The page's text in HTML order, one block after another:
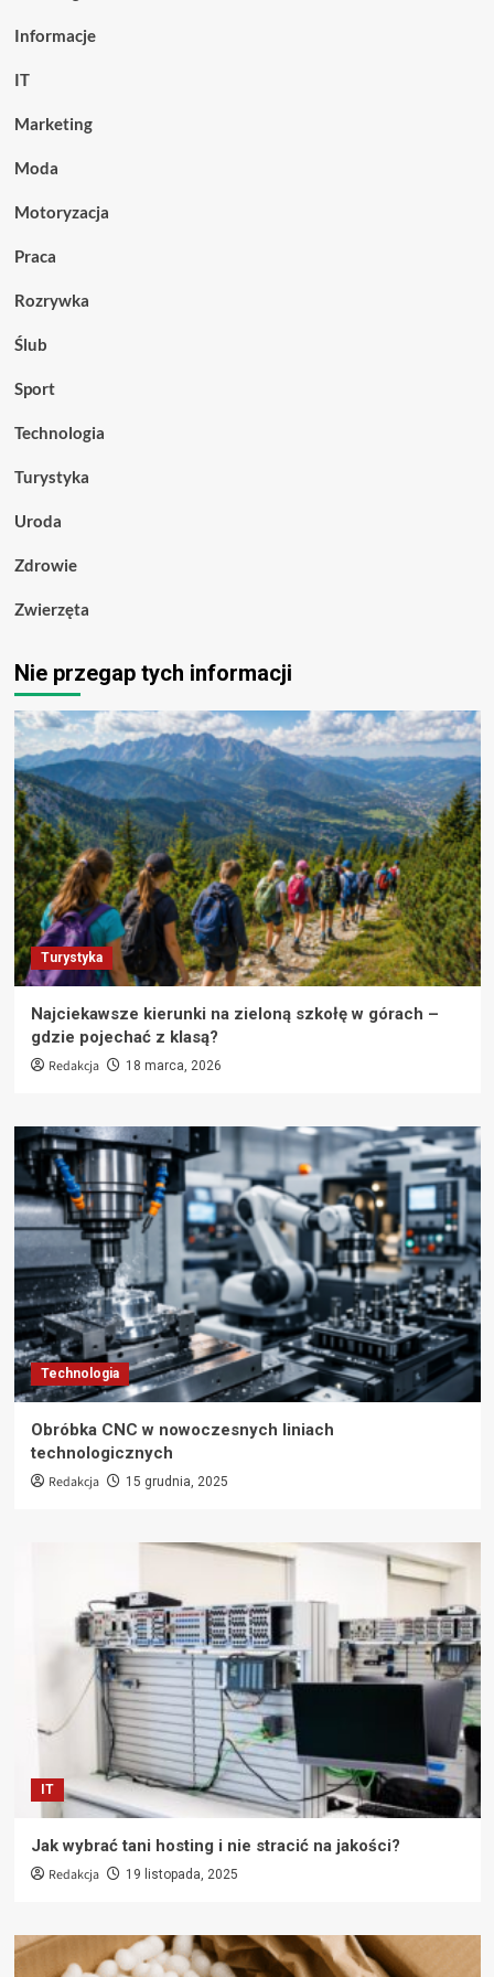
Informacje
IT
Marketing
Moda
Motoryzacja
Praca
Rozrywka
Ślub
Sport
Technologia
Turystyka
Uroda
Zdrowie
Zwierzęta
Nie przegap tych informacji
Turystyka
Najciekawsze kierunki na zieloną szkołę w górach –
gdzie pojechać z klasą?
Redakcja 18 marca, 2026
Technologia
Obróbka CNC w nowoczesnych liniach
technologicznych
Redakcja 15 grudnia, 2025
IT
Jak wybrać tani hosting i nie stracić na jakości?
Redakcja 19 listopada, 2025